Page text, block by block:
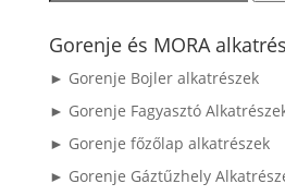
következőre:
Gorenje és MORA
► Gorenje Bojler alkatrészek
► Gorenje Fagyasztó
► Gorenje főzőlap alkatrészek
► Gorenje Gáztűzhely